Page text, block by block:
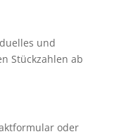
und
Stückzahlen ab
oder